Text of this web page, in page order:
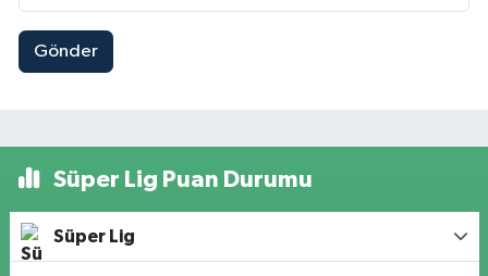
Gönder
Süper Lig Puan Durumu
Süper Lig